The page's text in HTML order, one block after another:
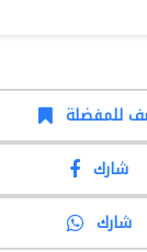
للمفضلة
شارك
شارك